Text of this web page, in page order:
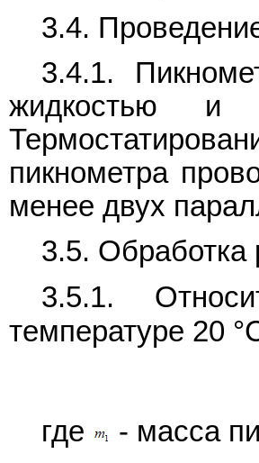
3.4.
3.4.1.
жидкостью и
пикнометра
менее двух
3.5. Обработка
3.5.1.
температуре 20
где
- масса